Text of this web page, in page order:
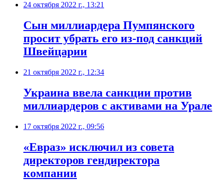
24 октября 2022 г., 13:21
​Сын миллиардера Пумпянского
просит убрать его из-под санкций
Швейцарии
21 октября 2022 г., 12:34
​Украина ввела санкции против
миллиардеров с активами на Урале
17 октября 2022 г., 09:56
​«Евраз» исключил из совета
директоров гендиректора
компании